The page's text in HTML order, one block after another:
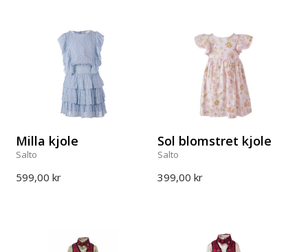
Milla kjole
Salto
599,00 kr
Sol blomstret kjole
Salto
399,00 kr